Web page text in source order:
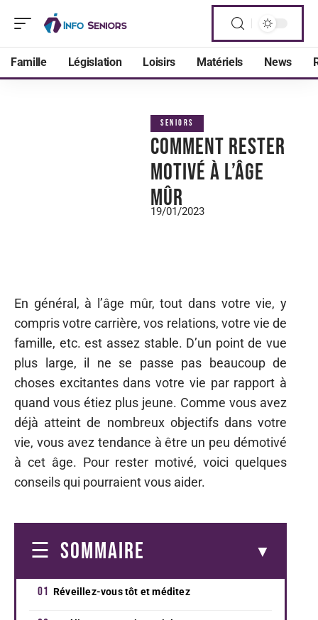
Famille Législation Loisirs Matériels News
SENIORS
Comment rester
motivé à l’âge
mûr
19/01/2023
En général, à l’âge mûr, tout dans votre vie, y
compris votre carrière, vos relations, votre vie de
famille, etc. est assez stable. D’un point de vue
plus large, il ne se passe pas beaucoup de
choses excitantes dans votre vie par rapport à
quand vous étiez plus jeune. Comme vous avez
déjà atteint de nombreux objectifs dans votre
vie, vous avez tendance à être un peu démotivé
à cet âge. Pour rester motivé, voici quelques
conseils qui pourraient vous aider.
SOMMAIRE
Réveillez-vous tôt et méditez